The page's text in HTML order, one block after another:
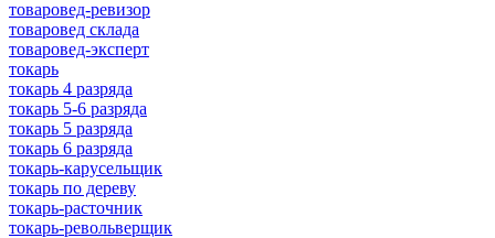
товаровед-ревизор
товаровед склада
товаровед-эксперт
токарь
токарь 4 разряда
токарь 5-6 разряда
токарь 5 разряда
токарь 6 разряда
токарь-карусельщик
токарь по дереву
токарь-расточник
токарь-револьверщик